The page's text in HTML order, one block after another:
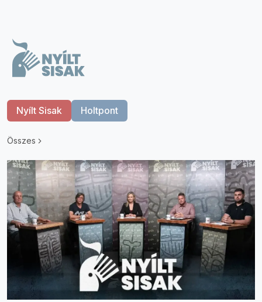
Nyílt Sisak Holtpont
Összes